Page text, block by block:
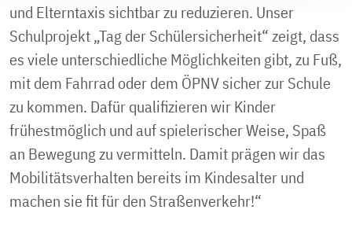
und Elterntaxis sichtbar zu reduzieren. Unser
Schulprojekt „Tag der Schülersicherheit“ zeigt, dass
es viele unterschiedliche Möglichkeiten gibt, zu Fuß,
mit dem Fahrrad oder dem ÖPNV sicher zur Schule
zu kommen. Dafür qualifizieren wir Kinder
frühestmöglich und auf spielerischer Weise, Spaß
an Bewegung zu vermitteln. Damit prägen wir das
Mobilitätsverhalten bereits im Kindesalter und
machen sie fit für den Straßenverkehr!“